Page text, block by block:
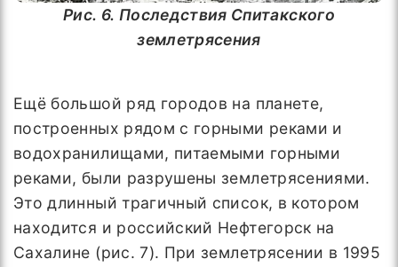
Рис. 6. Последствия Спитакского
землетрясения
Ещё большой ряд городов на планете,
построенных рядом с горными реками и
водохранилищами, питаемыми горными
реками, были разрушены землетрясениями.
Это длинный трагичный список, в котором
находится и российский Нефтегорск на
Сахалине (рис. 7). При землетрясении в 1995